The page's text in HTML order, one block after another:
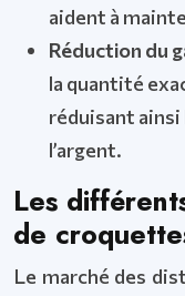
aident à
Réduction du
la quantité
réduisant ainsi
l’argent.
Les
de
Le marché des